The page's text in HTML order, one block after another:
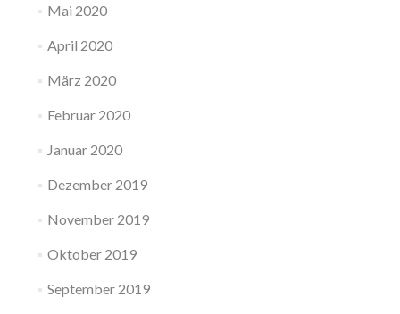
Mai 2020
April 2020
März 2020
Februar 2020
Januar 2020
Dezember 2019
November 2019
Oktober 2019
September 2019